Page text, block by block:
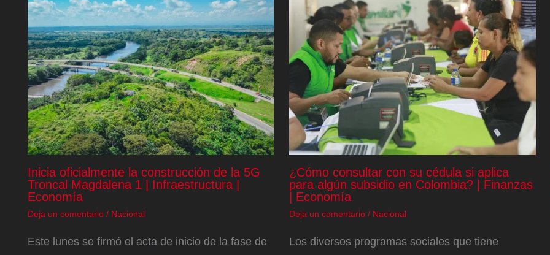
Inicia oficialmente la construcción de la 5G
Troncal Magdalena 1 | Infraestructura |
Economía
Deja un comentario / Nacional
Este lunes se firmó el acta de inicio de la fase de
¿Cómo consultar con su cédula si aplica
para algún subsidio en Colombia? | Finanzas
| Economía
Deja un comentario / Nacional
Los diversos programas sociales que tiene